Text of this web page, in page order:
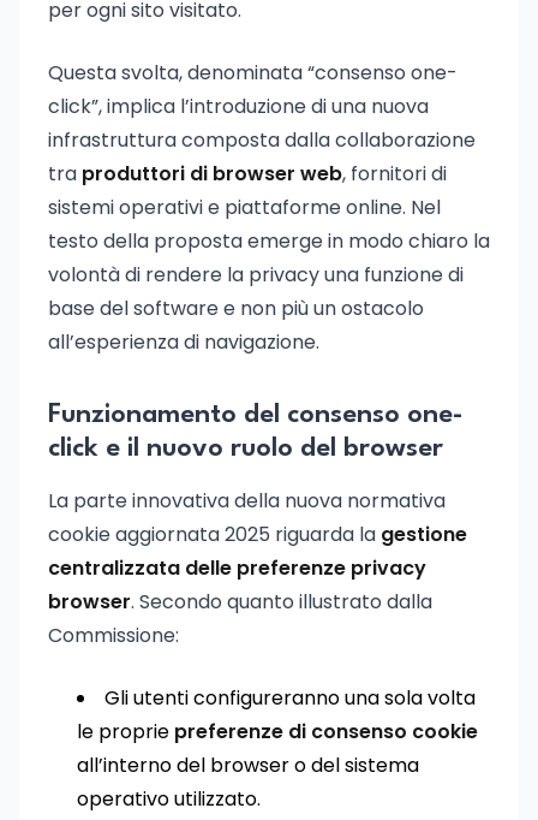
per ogni sito visitato.
Questa svolta, denominata “consenso one-
click”, implica l’introduzione di una nuova
infrastruttura composta dalla collaborazione
tra produttori di browser web, fornitori di
sistemi operativi e piattaforme online. Nel
testo della proposta emerge in modo chiaro la
volontà di rendere la privacy una funzione di
base del software e non più un ostacolo
all’esperienza di navigazione.
Funzionamento del consenso one-
click e il nuovo ruolo del browser
La parte innovativa della nuova normativa
cookie aggiornata 2025 riguarda la gestione
centralizzata delle preferenze privacy
browser. Secondo quanto illustrato dalla
Commissione:
Gli utenti configureranno una sola volta
le proprie preferenze di consenso cookie
all’interno del browser o del sistema
operativo utilizzato.